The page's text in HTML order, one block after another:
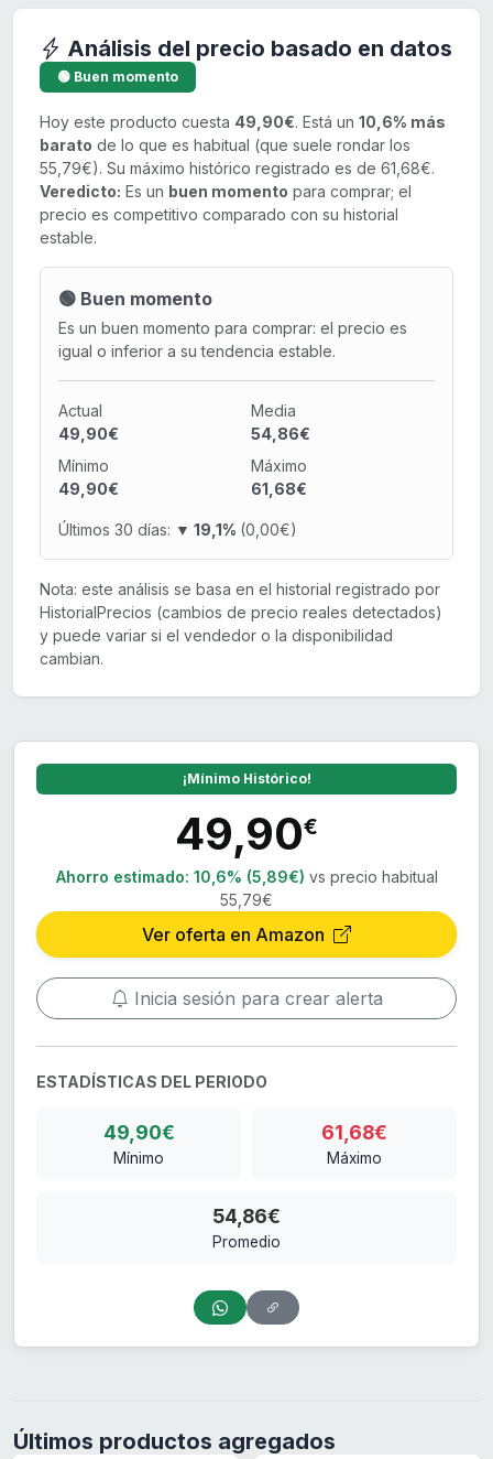
Análisis del precio basado en datos
🟢 Buen momento
Hoy este producto cuesta 49,90€. Está un 10,6% más
barato de lo que es habitual (que suele rondar los
55,79€). Su máximo histórico registrado es de 61,68€.
Veredicto: Es un buen momento para comprar; el
precio es competitivo comparado con su historial
estable.
🟢 Buen momento
Es un buen momento para comprar: el precio es
igual o inferior a su tendencia estable.
Actual
49,90€
Media
54,86€
Mínimo
49,90€
Máximo
61,68€
Últimos 30 días: ▼ 19,1% (0,00€)
Nota: este análisis se basa en el historial registrado por
HistorialPrecios (cambios de precio reales detectados)
y puede variar si el vendedor o la disponibilidad
cambian.
¡Mínimo Histórico!
49,90€
Ahorro estimado: 10,6% (5,89€) vs precio habitual
55,79€
Ver oferta en Amazon
Inicia sesión para crear alerta
ESTADÍSTICAS DEL PERIODO
49,90€
Mínimo
61,68€
Máximo
54,86€
Promedio
Últimos productos agregados